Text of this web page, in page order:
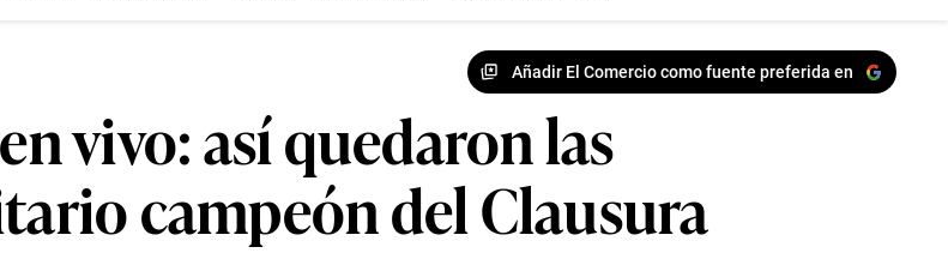
Añadir El Comercio como fuente preferida en
vivo: así quedaron las
campeón del Clausura